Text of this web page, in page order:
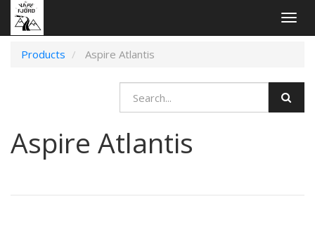
Products
Aspire Atlantis
Aspire Atlantis